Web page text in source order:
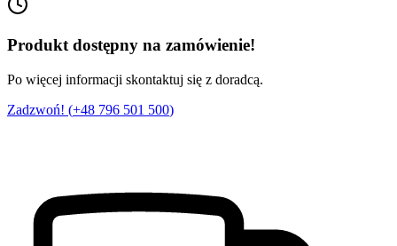
Produkt dostępny na zamówienie!
Po więcej informacji skontaktuj się z doradcą.
Zadzwoń! (+48 796 501 500)